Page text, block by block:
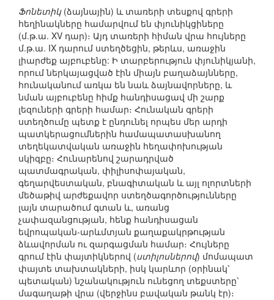
Ֆոնետիկ(ձայնային) և տառերի տեսքով գրերի
հեղինակները համարվում են փյունիկցիները
(մ.թ.ա. XV դար)։ Այդ տառերի հիման վրա հույները
մ.թ.ա. IX դարում ստեղծեցին, թերևս, առաջին
լիարժեք այբուբենը: Ի տարբերություն փյունիկյանի,
որում ներկայացված էին միայն բաղաձայնները,
հունականում առկա են նաև ձայնավորները, և
նման այբուբենը հիմք հանդիսացավ մի շարք
լեզուների գրերի համար։ Հունական գրերի
ստեղծումը պետք է ընդունել որպես մեր արդի
պատկերացումներին համապատասխանող
տեղեկատվական առաջին հեղափոխության
սկիզբը։ Հունարենով շարադրված
պատմագրական, փիլիսոփայական,
գեղարվեստական, բնագիտական և այլ ոլորտների
մեծաթիվ արժեքավոր ստեղծագործությունները
լայն տարածում գտան և, առանց
չափազանցության, հենք հանդիսացան
եվրոպական-արևմտյան քաղաքակրթության
ձևավորման ու զարգացման համար։ Հույները
գրում էին փայտիկներով (ստիլոսներով) մոմապատ
փայտե տախտակների, իսկ կարևոր (օրինակ՝
պետական) նշանակություն ունեցող տեքստերը՝
մագաղաթի վրա (վերջինս բավական թանկ էր)։